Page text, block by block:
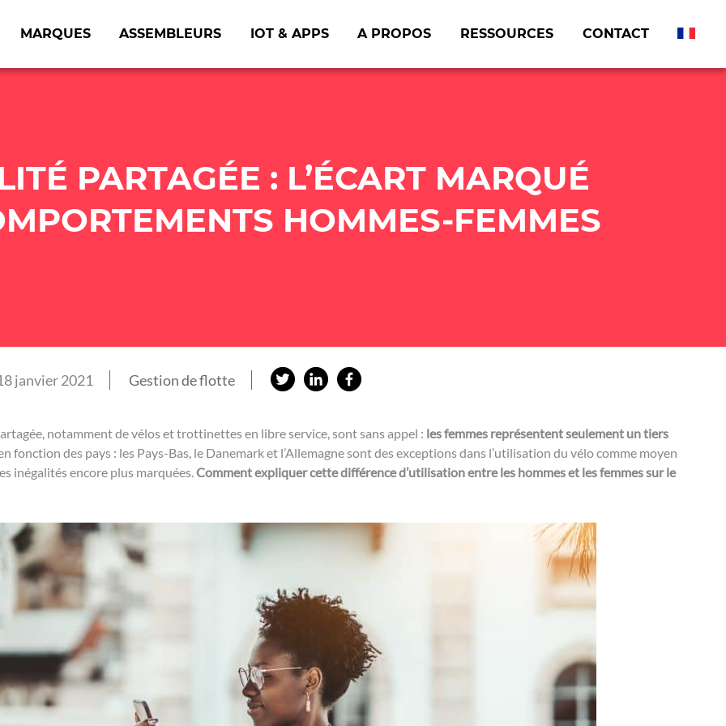
MARQUES ASSEMBLEURS IOT & APPS A PROPOS RESSOURCES CONTACT
PARTAGÉE : L’ÉCART MARQUÉ
HOMMES-FEMMES
janvier 2021 Gestion de flotte
P
r
t
a
e
r
u
w
i
t
P
r
t
a
e
r
u
n
k
P
r
t
a
e
r
r
F
a
c
notamment de vélos et trottinettes en libre service, sont sans appel : les femmes représentent seulement un tiers
fonction des pays : les Pays-Bas, le Danemark et l’Allemagne sont des exceptions dans l’utilisation du vélo comme moyen
inégalités encore plus marquées.Comment expliquer cette différence d’utilisation entre les hommes et les femmes sur le